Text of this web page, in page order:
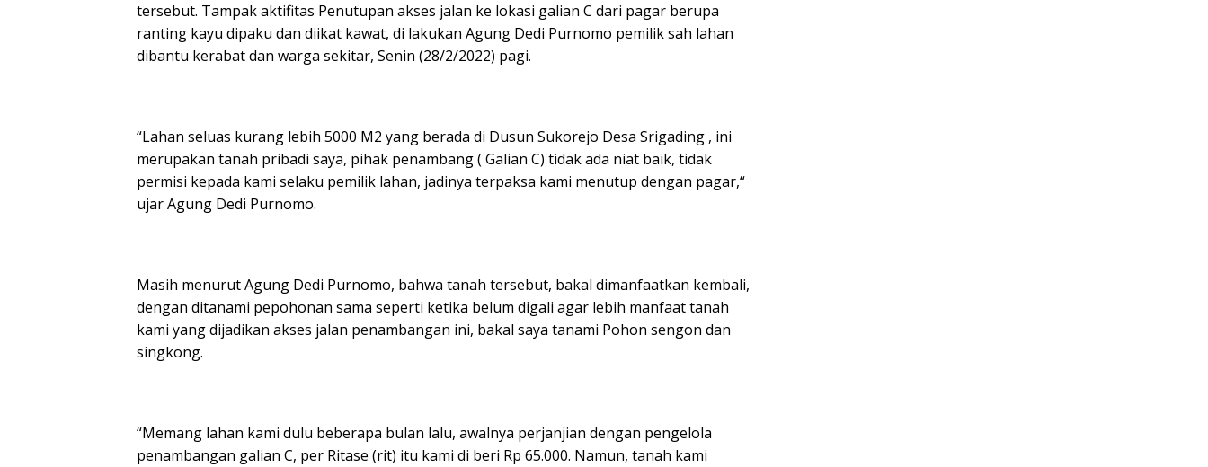
tersebut. Tampak aktifitas Penutupan akses jalan ke lokasi galian C dari pagar berupa
ranting kayu dipaku dan diikat kawat, di lakukan Agung Dedi Purnomo pemilik sah lahan
dibantu kerabat dan warga sekitar, Senin (28/2/2022) pagi.
“Lahan seluas kurang lebih 5000 M2 yang berada di Dusun Sukorejo Desa Srigading , ini
merupakan tanah pribadi saya, pihak penambang ( Galian C) tidak ada niat baik, tidak
permisi kepada kami selaku pemilik lahan, jadinya terpaksa kami menutup dengan pagar,“
ujar Agung Dedi Purnomo.
Masih menurut Agung Dedi Purnomo, bahwa tanah tersebut, bakal dimanfaatkan kembali,
dengan ditanami pepohonan sama seperti ketika belum digali agar lebih manfaat tanah
kami yang dijadikan akses jalan penambangan ini, bakal saya tanami Pohon sengon dan
singkong.
“Memang lahan kami dulu beberapa bulan lalu, awalnya perjanjian dengan pengelola
penambangan galian C, per Ritase (rit) itu kami di beri Rp 65.000. Namun, tanah kami